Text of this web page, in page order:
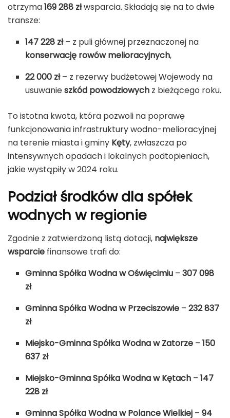
otrzyma169 288 złwsparcia. Składają się na to dwie
transze:
147 228 zł– z puli głównej przeznaczonej na
konserwację rowów melioracyjnych,
22 000 zł– z rezerwy budżetowej Wojewody na
usuwanieszkód powodziowych z bieżącego roku.
To istotna kwota, która pozwoli na poprawę
funkcjonowania infrastruktury wodno-melioracyjnej
na terenie miasta i gminy Kęty, zwłaszcza po
intensywnych opadach i lokalnych podtopieniach,
jakie wystąpiły w 2024 roku.
Podział środków dla spółek
wodnych w regionie
Zgodnie z zatwierdzoną listą dotacji, największe
wsparcie finansowe trafi do:
Gminna Spółka Wodna w Oświęcimiu –307 098
zł
Gminna Spółka Wodna w Przeciszowie –232 837
zł
Miejsko-Gminna Spółka Wodna w Zatorze –150
637 zł
Miejsko-Gminna Spółka Wodna w Kętach –147
228 zł
Gminna Spółka Wodna w Polance Wielkiej –94